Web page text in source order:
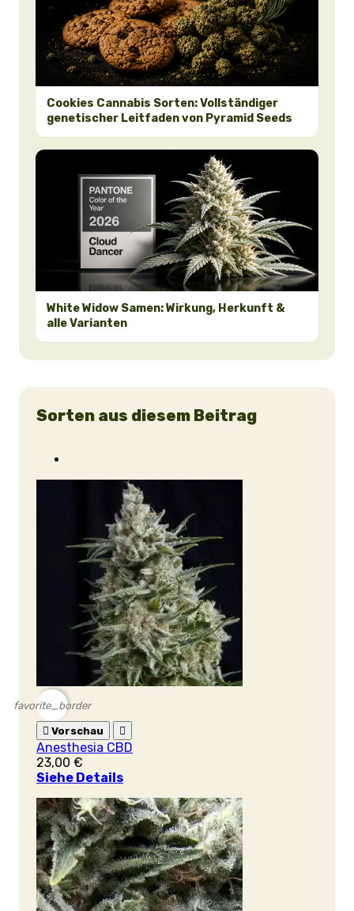
Cookies Cannabis Sorten: Vollständiger
genetischer Leitfaden von Pyramid Seeds
White Widow Samen: Wirkung, Herkunft &
alle Varianten
Sorten aus diesem Beitrag
favorite_border
 Vorschau 
Anesthesia CBD
23,00 €
Siehe Details